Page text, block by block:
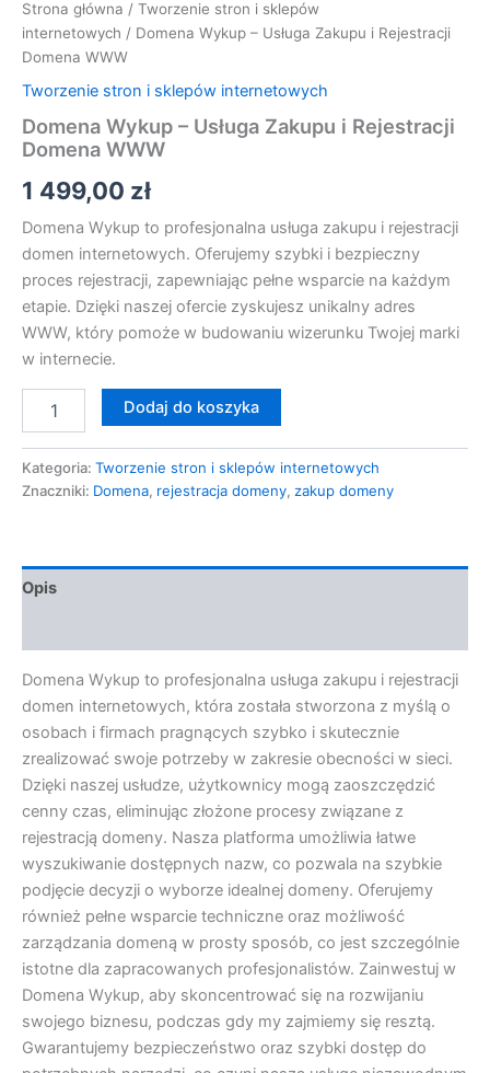
Strona główna / Tworzenie stron i sklepów
internetowych / Domena Wykup – Usługa Zakupu i Rejestracji
Domena WWW
Tworzenie stron i sklepów internetowych
Domena Wykup – Usługa Zakupu i Rejestracji
Domena WWW
1 499,00 zł
Domena Wykup to profesjonalna usługa zakupu i rejestracji
domen internetowych. Oferujemy szybki i bezpieczny
proces rejestracji, zapewniając pełne wsparcie na każdym
etapie. Dzięki naszej ofercie zyskujesz unikalny adres
WWW, który pomoże w budowaniu wizerunku Twojej marki
w internecie.
Dodaj do koszyka
Kategoria: Tworzenie stron i sklepów internetowych
Znaczniki: Domena, rejestracja domeny, zakup domeny
Opis
Domena Wykup to profesjonalna usługa zakupu i rejestracji
domen internetowych, która została stworzona z myślą o
osobach i firmach pragnących szybko i skutecznie
zrealizować swoje potrzeby w zakresie obecności w sieci.
Dzięki naszej usłudze, użytkownicy mogą zaoszczędzić
cenny czas, eliminując złożone procesy związane z
rejestracją domeny. Nasza platforma umożliwia łatwe
wyszukiwanie dostępnych nazw, co pozwala na szybkie
podjęcie decyzji o wyborze idealnej domeny. Oferujemy
również pełne wsparcie techniczne oraz możliwość
zarządzania domeną w prosty sposób, co jest szczególnie
istotne dla zapracowanych profesjonalistów. Zainwestuj w
Domena Wykup, aby skoncentrować się na rozwijaniu
swojego biznesu, podczas gdy my zajmiemy się resztą.
Gwarantujemy bezpieczeństwo oraz szybki dostęp do